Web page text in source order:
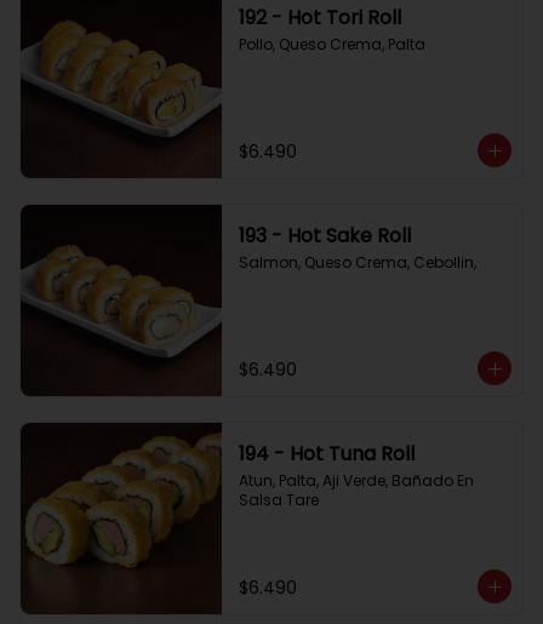
192 - Hot Tori Roll
Pollo, Queso Crema, Palta
$6.490
193 - Hot Sake Roll
Salmon, Queso Crema, Cebollin,
$6.490
194 - Hot Tuna Roll
Atun, Palta, Aji Verde, Bañado En
Salsa Tare
$6.490